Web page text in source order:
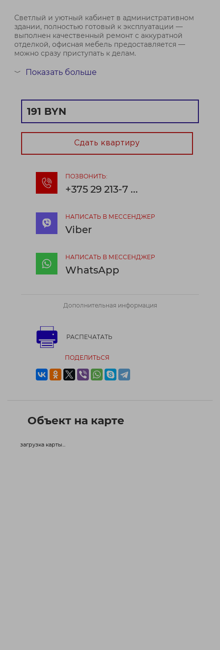
Светлый и уютный кабинет в административном
здании, полностью готовый к эксплуатации —
выполнен качественный ремонт с аккуратной
отделкой, офисная мебель предоставляется —
можно сразу приступать к делам.
Актуальные площади:
&nbsp;&nbsp;Преимущества локации и здания:
— Лог...
Договор № 366/2а от 07.05.2026
﹀ Показать больше
191 BYN
Сдать квартиру
ПОЗВОНИТЬ:
+375 29 213-7 ...
НАПИСАТЬ В МЕССЕНДЖЕР
Viber
НАПИСАТЬ В МЕССЕНДЖЕР
WhatsApp
Дополнительная информация
РАСПЕЧАТАТЬ
ПОДЕЛИТЬСЯ
Объект на карте
загрузка карты...